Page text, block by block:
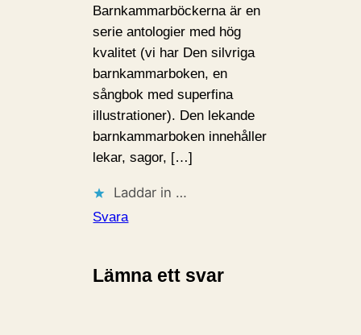
Barnkammarböckerna är en
serie antologier med hög
kvalitet (vi har Den silvriga
barnkammarboken, en
sångbok med superfina
illustrationer). Den lekande
barnkammarboken innehåller
lekar, sagor, […]
Laddar in …
Svara
Lämna ett svar